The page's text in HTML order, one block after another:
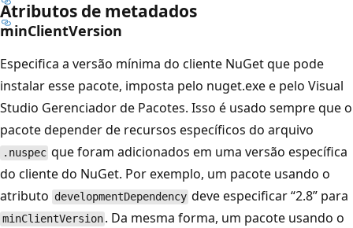
Atributos de metadados
minClientVersion
Especifica a versão mínima do cliente NuGet que pode
instalar esse pacote, imposta pelo nuget.exe e pelo Visual
Studio Gerenciador de Pacotes. Isso é usado sempre que o
pacote depender de recursos específicos do arquivo
.nuspec que foram adicionados em uma versão específica
do cliente do NuGet. Por exemplo, um pacote usando o
atributo developmentDependency deve especificar “2.8” para
minClientVersion . Da mesma forma, um pacote usando o